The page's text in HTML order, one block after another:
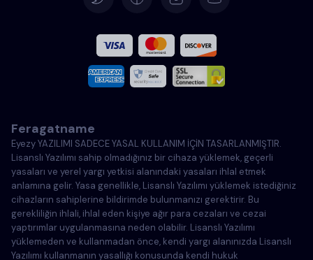
Fransızca
İtalyanca
Portekizce
Türkçe
Polonya
Feragatname
Eyezy YAZILIMI SADECE YASAL KULLANIM İÇİN TASARLANMIŞTIR.
Lisanslı Yazılımı sahip olmadığınız bir cihaza yüklemek, geçerli
yasaları ve yerel yargı yetkisi alanındaki yasaları ihlal etmek
anlamına gelir. Yasa genellikle, Lisanslı Yazılımı yüklemek istediğiniz
cihazların sahiplerine bildirimde bulunmanızı gerektirir. Bu
gerekliliğin ihlali, ihlal eden kişiye ağır para cezaları ve cezai
yaptırımlar uygulanmasına neden olabilir. Lisanslı Yazılımı
yüklemeden ve kullanmadan önce, kendi yargı alanınızda Lisanslı
Yazılımı kullanmanın yasallığı konusunda kendi hukuk